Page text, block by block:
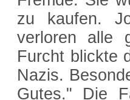
zu kaufen.
verloren alle
Furcht blickte
Nazis.
Gutes." Die